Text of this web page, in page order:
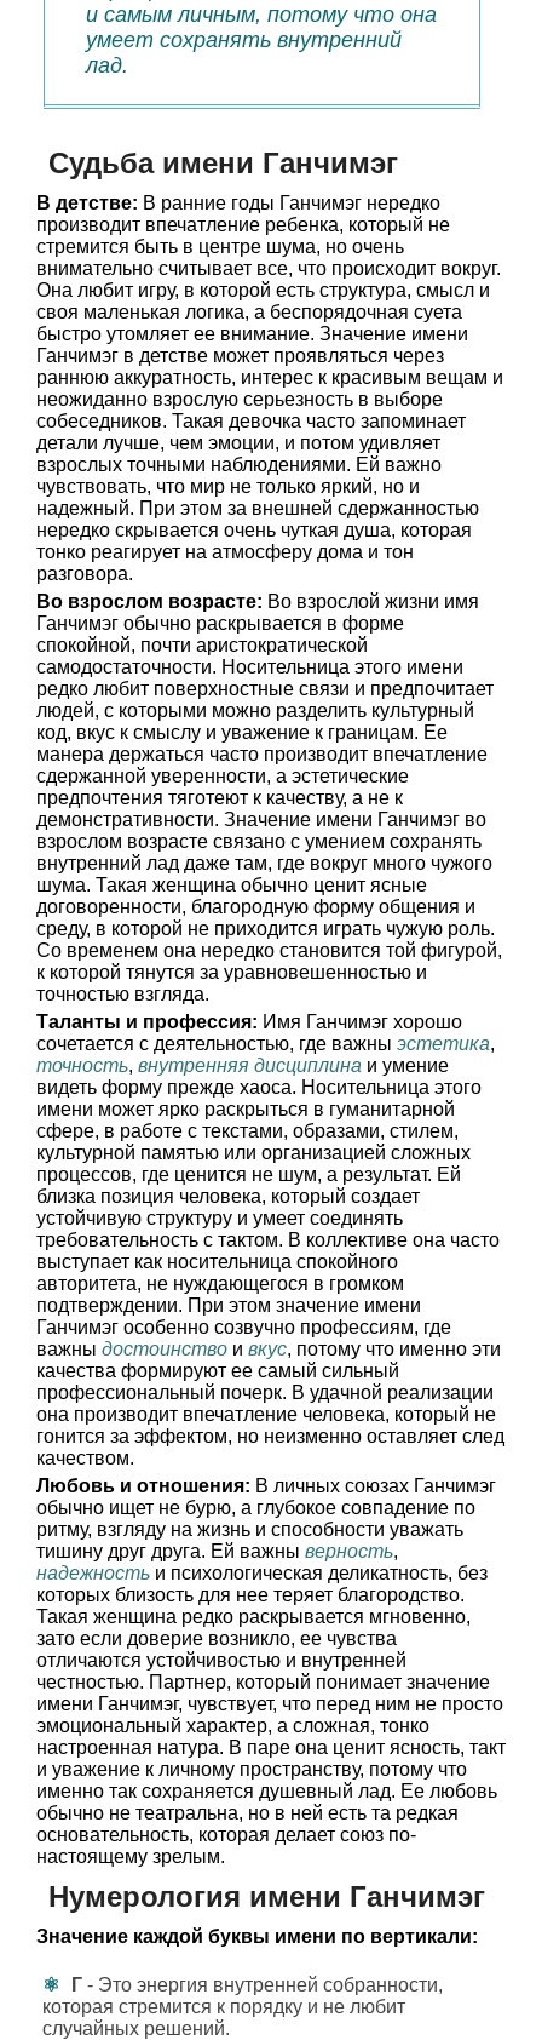
и самым личным, потому что она
умеет сохранять внутренний
лад.
Судьба имени Ганчимэг
В детстве: В ранние годы Ганчимэг нередко
производит впечатление ребенка, который не
стремится быть в центре шума, но очень
внимательно считывает все, что происходит вокруг.
Она любит игру, в которой есть структура, смысл и
своя маленькая логика, а беспорядочная суета
быстро утомляет ее внимание. Значение имени
Ганчимэг в детстве может проявляться через
раннюю аккуратность, интерес к красивым вещам и
неожиданно взрослую серьезность в выборе
собеседников. Такая девочка часто запоминает
детали лучше, чем эмоции, и потом удивляет
взрослых точными наблюдениями. Ей важно
чувствовать, что мир не только яркий, но и
надежный. При этом за внешней сдержанностью
нередко скрывается очень чуткая душа, которая
тонко реагирует на атмосферу дома и тон
разговора.
Во взрослом возрасте: Во взрослой жизни имя
Ганчимэг обычно раскрывается в форме
спокойной, почти аристократической
самодостаточности. Носительница этого имени
редко любит поверхностные связи и предпочитает
людей, с которыми можно разделить культурный
код, вкус к смыслу и уважение к границам. Ее
манера держаться часто производит впечатление
сдержанной уверенности, а эстетические
предпочтения тяготеют к качеству, а не к
демонстративности. Значение имени Ганчимэг во
взрослом возрасте связано с умением сохранять
внутренний лад даже там, где вокруг много чужого
шума. Такая женщина обычно ценит ясные
договоренности, благородную форму общения и
среду, в которой не приходится играть чужую роль.
Со временем она нередко становится той фигурой,
к которой тянутся за уравновешенностью и
точностью взгляда.
Таланты и профессия: Имя Ганчимэг хорошо
сочетается с деятельностью, где важны эстетика,
точность, внутренняя дисциплина и умение
видеть форму прежде хаоса. Носительница этого
имени может ярко раскрыться в гуманитарной
сфере, в работе с текстами, образами, стилем,
культурной памятью или организацией сложных
процессов, где ценится не шум, а результат. Ей
близка позиция человека, который создает
устойчивую структуру и умеет соединять
требовательность с тактом. В коллективе она часто
выступает как носительница спокойного
авторитета, не нуждающегося в громком
подтверждении. При этом значение имени
Ганчимэг особенно созвучно профессиям, где
важны достоинство и вкус, потому что именно эти
качества формируют ее самый сильный
профессиональный почерк. В удачной реализации
она производит впечатление человека, который не
гонится за эффектом, но неизменно оставляет след
качеством.
Любовь и отношения: В личных союзах Ганчимэг
обычно ищет не бурю, а глубокое совпадение по
ритму, взгляду на жизнь и способности уважать
тишину друг друга. Ей важны верность,
надежность и психологическая деликатность, без
которых близость для нее теряет благородство.
Такая женщина редко раскрывается мгновенно,
зато если доверие возникло, ее чувства
отличаются устойчивостью и внутренней
честностью. Партнер, который понимает значение
имени Ганчимэг, чувствует, что перед ним не просто
эмоциональный характер, а сложная, тонко
настроенная натура. В паре она ценит ясность, такт
и уважение к личному пространству, потому что
именно так сохраняется душевный лад. Ее любовь
обычно не театральна, но в ней есть та редкая
основательность, которая делает союз по-
настоящему зрелым.
Нумерология имени Ганчимэг
Значение каждой буквы имени по вертикали:
Г - Это энергия внутренней собранности,
которая стремится к порядку и не любит
случайных решений.